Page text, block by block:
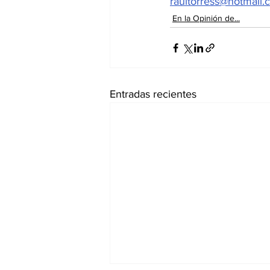
En la Opinión de...
Entradas recientes